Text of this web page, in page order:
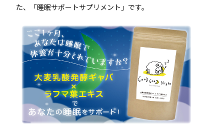
た、「睡眠サポートサプリメント」です。